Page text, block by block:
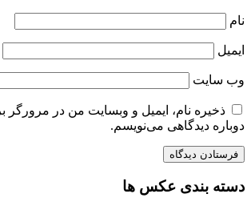
نام
ایمیل
وب‌ سایت
ذخیره نام، ایمیل و وبسایت من در مرورگر
دوباره دیدگاهی می‌نویسم.
دسته بندی عکس ها